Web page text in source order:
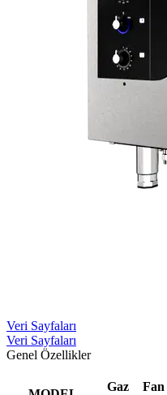
Veri Sayfaları
Veri Sayfaları
Genel Özellikler
Gaz
Fan